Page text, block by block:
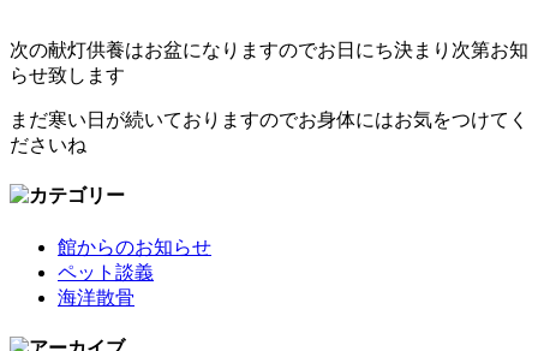
次の献灯供養はお盆になりますのでお日にち決まり次第お知
らせ致します
まだ寒い日が続いておりますのでお身体にはお気をつけてく
ださいね
館からのお知らせ
ペット談義
海洋散骨